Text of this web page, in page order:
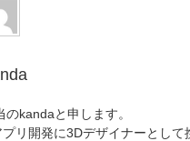
kandaと申します。
リ開発に3Dデザイナーとして